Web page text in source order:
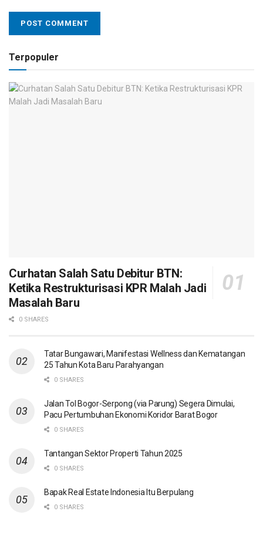
Terpopuler
Curhatan Salah Satu Debitur BTN:
Ketika Restrukturisasi KPR Malah Jadi
Masalah Baru
0 SHARES
Tatar Bungawari, Manifestasi Wellness dan Kematangan
25 Tahun Kota Baru Parahyangan
0 SHARES
Jalan Tol Bogor-Serpong (via Parung) Segera Dimulai,
Pacu Pertumbuhan Ekonomi Koridor Barat Bogor
0 SHARES
Tantangan Sektor Properti Tahun 2025
0 SHARES
Bapak Real Estate Indonesia Itu Berpulang
0 SHARES